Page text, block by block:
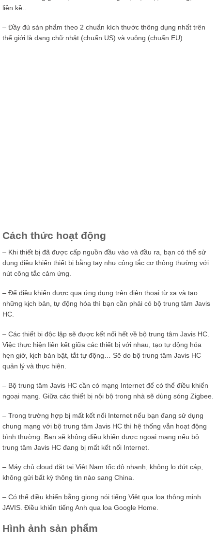
liền kề..
– Đầy đủ sản phẩm theo 2 chuẩn kích thước thông dụng nhất trên
thế giới là dạng chữ nhật (chuẩn US) và vuông (chuẩn EU).
Cách thức hoạt động
– Khi thiết bị đã được cấp nguồn đầu vào và đầu ra, bạn có thể sử
dụng điều khiển thiết bị bằng tay như công tắc cơ thông thường với
nút công tắc cảm ứng.
– Để điều khiển được qua ứng dụng trên điện thoại từ xa và tạo
những kịch bản, tự động hóa thì bạn cần phải có bộ trung tâm Javis
HC.
– Các thiết bị độc lập sẽ được kết nối hết về bộ trung tâm Javis HC.
Việc thực hiện liên kết giữa các thiết bị với nhau, tạo tự động hóa
hẹn giờ, kịch bản bật, tắt tự động… Sẽ do bộ trung tâm Javis HC
quản lý và thực hiện.
– Bộ trung tâm Javis HC cần có mạng Internet để có thể điều khiển
ngoại mạng. Giữa các thiết bị nội bộ trong nhà sẽ dùng sóng Zigbee.
– Trong trường hợp bị mất kết nối Internet nếu bạn đang sử dụng
chung mạng với bộ trung tâm Javis HC thì hệ thống vẫn hoạt động
bình thường. Bạn sẽ không điều khiển được ngoại mạng nếu bộ
trung tâm Javis HC đang bị mất kết nối Internet.
– Máy chủ cloud đặt tại Việt Nam tốc độ nhanh, không lo đứt cáp,
không gửi bất kỳ thông tin nào sang China.
– Có thể điều khiển bằng giọng nói tiếng Việt qua loa thông minh
JAVIS. Điều khiển tiếng Anh qua loa Google Home.
Hình ảnh sản phẩm